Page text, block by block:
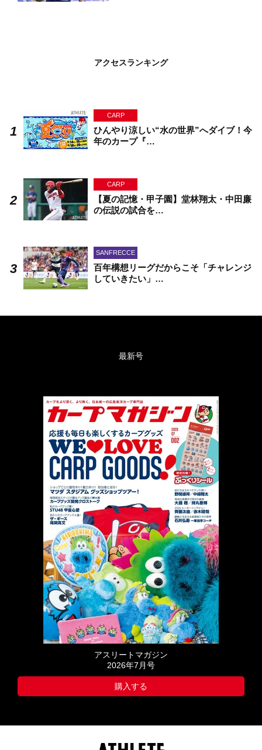
アクセスランキング
CARP
ひんやり涼しい“水の世界”へダイブ！今
年のカープ『…
CARP
【夏の記憶・甲子園】堂林翔太・中田廉
の伝説の試合を…
SANFRECCE
百年構想リーグだからこそ「チャレンジ
していきたい」…
最新号
アスリートマガジン
2026年7月号
購入する